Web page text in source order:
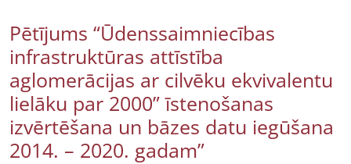
Pētījums “Ūdenssaimniecības
infrastruktūras attīstība
aglomerācijas ar cilvēku ekvivalentu
lielāku par 2000” īstenošanas
izvērtēšana un bāzes datu iegūšana
2014. – 2020. gadam”